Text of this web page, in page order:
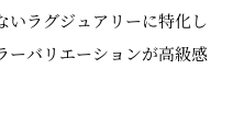
いラグジュアリーに特化し
ーバリエーションが高級感